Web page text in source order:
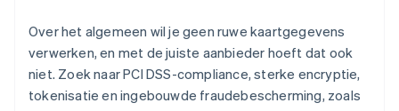
Over het algemeen wil je geen ruwe kaartgegevens
verwerken, en met de juiste aanbieder hoeft dat ook
niet. Zoek naar PCI DSS-compliance, sterke encryptie,
tokenisatie en ingebouwde fraudebescherming, zoals